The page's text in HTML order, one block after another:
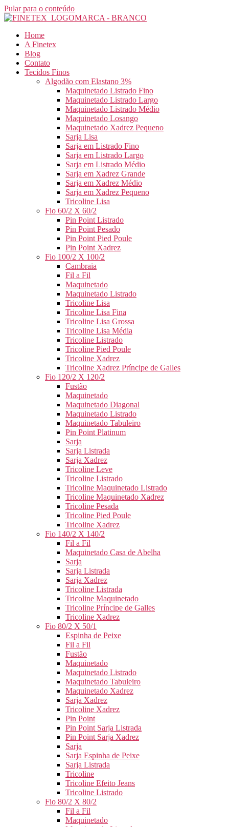
Pular para o conteúdo
Home
A Finetex
Blog
Contato
Tecidos Finos
Algodão com Elastano 3%
Maquinetado Listrado Fino
Maquinetado Listrado Largo
Maquinetado Listrado Médio
Maquinetado Losango
Maquinetado Xadrez Pequeno
Sarja Lisa
Sarja em Listrado Fino
Sarja em Listrado Largo
Sarja em Listrado Médio
Sarja em Xadrez Grande
Sarja em Xadrez Médio
Sarja em Xadrez Pequeno
Tricoline Lisa
Fio 60/2 X 60/2
Pin Point Listrado
Pin Point Pesado
Pin Point Pied Poule
Pin Point Xadrez
Fio 100/2 X 100/2
Cambraia
Fil a Fil
Maquinetado
Maquinetado Listrado
Tricoline Lisa
Tricoline Lisa Fina
Tricoline Lisa Grossa
Tricoline Lisa Média
Tricoline Listrado
Tricoline Pied Poule
Tricoline Xadrez
Tricoline Xadrez Príncipe de Galles
Fio 120/2 X 120/2
Fustão
Maquinetado
Maquinetado Diagonal
Maquinetado Listrado
Maquinetado Tabuleiro
Pin Point Platinum
Sarja
Sarja Listrada
Sarja Xadrez
Tricoline Leve
Tricoline Listrado
Tricoline Maquinetado Listrado
Tricoline Maquinetado Xadrez
Tricoline Pesada
Tricoline Pied Poule
Tricoline Xadrez
Fio 140/2 X 140/2
Fil a Fil
Maquinetado Casa de Abelha
Sarja
Sarja Listrada
Sarja Xadrez
Tricoline Listrada
Tricoline Maquinetado
Tricoline Príncipe de Galles
Tricoline Xadrez
Fio 80/2 X 50/1
Espinha de Peixe
Fil a Fil
Fustão
Maquinetado
Maquinetado Listrado
Maquinetado Tabuleiro
Maquinetado Xadrez
Sarja Xadrez
Tricoline Xadrez
Pin Point
Pin Point Sarja Listrada
Pin Point Sarja Xadrez
Sarja
Sarja Espinha de Peixe
Sarja Listrada
Tricoline
Tricoline Efeito Jeans
Tricoline Listrado
Fio 80/2 X 80/2
Fil a Fil
Maquinetado